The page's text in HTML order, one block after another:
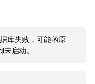
库失败，可能的原
启动。